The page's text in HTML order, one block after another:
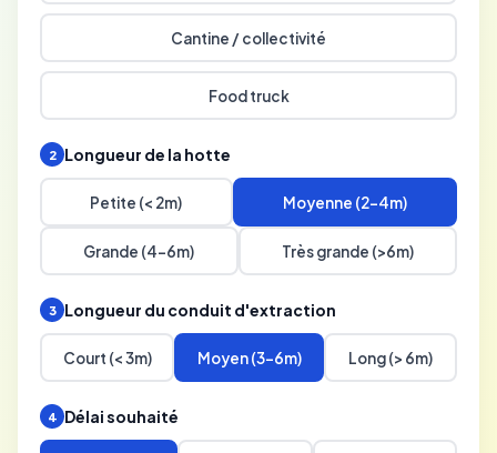
Cantine / collectivité
Food truck
2 Longueur de la hotte
Petite (< 2m) Moyenne (2-4m)
Grande (4-6m) Très grande (>6m)
3 Longueur du conduit d'extraction
Court (< 3m) Moyen (3-6m) Long (> 6m)
4 Délai souhaité